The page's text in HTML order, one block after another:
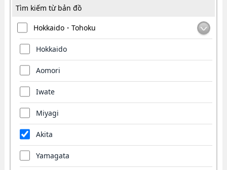
Tìm kiếm từ bản đồ
Hokkaido・Tohoku
Hokkaido
Aomori
Iwate
Miyagi
Akita
Yamagata